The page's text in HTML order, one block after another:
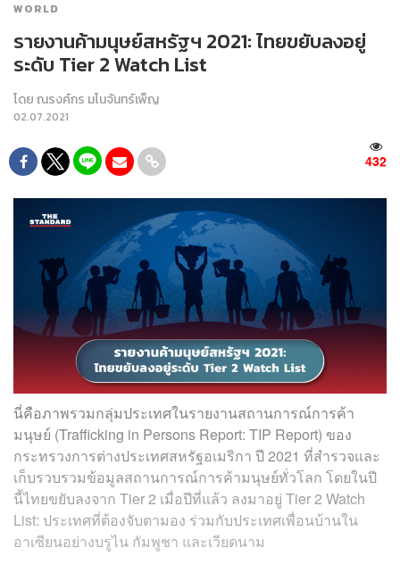
WORLD
รายงานค้ามนุษย์สหรัฐฯ 2021: ไทยขยับลงอยู่
ระดับ Tier 2 Watch List
โดยณรงค์กร มโนจันทร์เพ็ญ
02.07.2021
432
นี่คือภาพรวมกลุ่มประเทศในรายงานสถานการณ์การค้า
มนุษย์ (Trafficking in Persons Report: TIP Report) ของ
กระทรวงการต่างประเทศสหรัฐอเมริกา ปี 2021 ที่สำรวจและ
เก็บรวบรวมข้อมูลสถานการณ์การค้ามนุษย์ทั่วโลก โดยในปี
นี้ไทยขยับลงจาก Tier 2 เมื่อปีที่แล้ว ลงมาอยู่ Tier 2 Watch
List: ประเทศที่ต้องจับตามอง ร่วมกับประเทศเพื่อนบ้านใน
อาเซียนอย่างบรูไน กัมพูชา และเวียดนาม